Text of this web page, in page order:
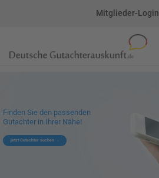
Mitglieder-Login
Finden Sie den passenden
Gutachter in Ihrer Nähe!
jetzt Gutachter suchen